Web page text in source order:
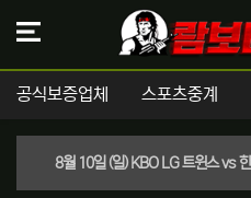
공식보증업체 스포츠중계